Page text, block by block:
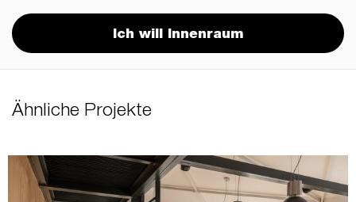
Ich will Innenraum
Ähnliche Projekte